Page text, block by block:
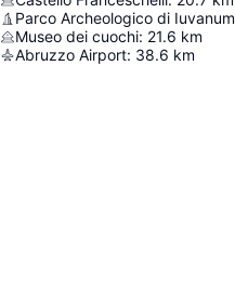
Parco Archeologico di Iuvanum
Museo dei cuochi: 21.6 km
Abruzzo Airport: 38.6 km